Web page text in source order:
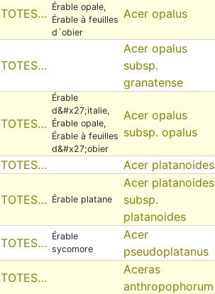
TOTES… Érable opale,
Érable à feuilles
d´obier
Acer opalus
TOTES…
Acer opalus
subsp.
granatense
TOTES…
Érable
d&#x27;italie,
Érable opale,
Érable à feuilles
d&#x27;obier
Acer opalus
subsp. opalus
TOTES… Acer platanoides
TOTES… Érable platane
Acer platanoides
subsp.
platanoides
TOTES… Érable
sycomore
Acer
pseudoplatanus
TOTES…
Aceras
anthropophorum